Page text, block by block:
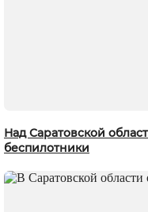
Над Саратовской
беспилотники